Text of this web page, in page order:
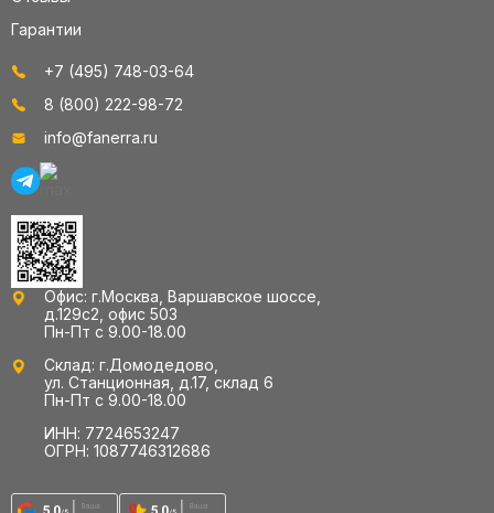
Гарантии
+7 (495) 748-03-64
8 (800) 222-98-72
info@fanerra.ru
Офис: г.Москва, Варшавское шоссе,
д.129с2, офис 503
Пн-Пт с 9.00-18.00
Склад: г.Домодедово,
ул. Станционная, д.17, склад 6
Пн-Пт с 9.00-18.00
ИНН: 7724653247
ОГРН: 1087746312686